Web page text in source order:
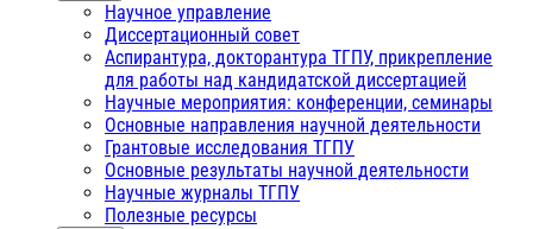
Научное управление
Диссертационный совет
Аспирантура, докторантура ТГПУ, прикрепление
для работы над кандидатской диссертацией
Научные мероприятия: конференции, семинары
Основные направления научной деятельности
Грантовые исследования ТГПУ
Основные результаты научной деятельности
Научные журналы ТГПУ
Полезные ресурсы